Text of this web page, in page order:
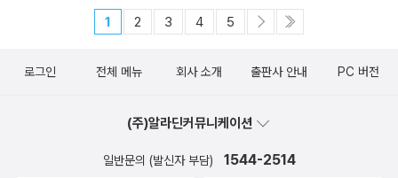
1 2 3 4 5
로그인 전체 메뉴 회사 소개 출판사 안내 PC 버전
(주)알라딘커뮤니케이션
일반문의 (발신자 부담) 1544-2514